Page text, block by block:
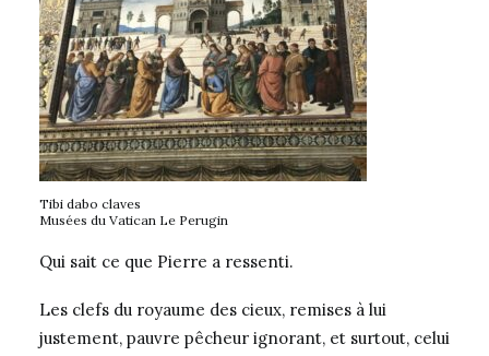
Tibi dabo claves
Musées du Vatican Le Perugin
Qui sait ce que Pierre a ressenti.
Les clefs du royaume des cieux, remises à lui
justement, pauvre pêcheur ignorant, et surtout, celui